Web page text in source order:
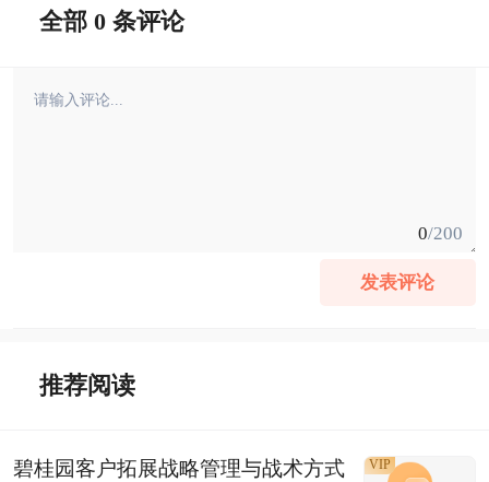
全部 0 条评论
0/200
发表评论
推荐阅读
碧桂园客户拓展战略管理与战术方式 VIP